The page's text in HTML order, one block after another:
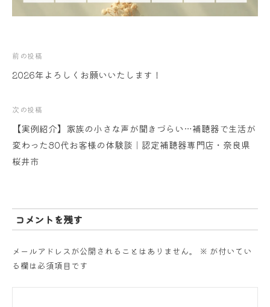
投
稿
ナ
ビ
ゲ
シ
ン
前の投稿
2026年よろしくお願いいたします！
次の投稿
【実例紹介】家族の小さな声が聞きづらい…補聴器で生活が
変わった80代お客様の体験談｜認定補聴器専門店・奈良県
桜井市
コメントを残す
メールアドレスが公開されることはありません。 ※ が付いてい
る欄は必須項目です